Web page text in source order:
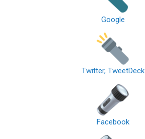
Google
Twitter, TweetDeck
Facebook